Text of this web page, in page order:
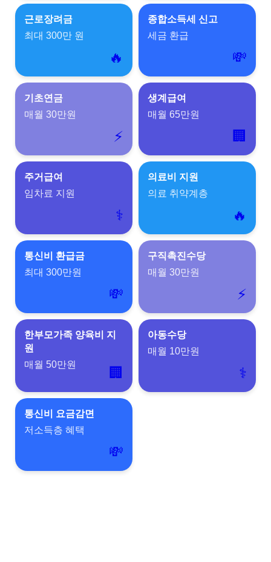
근로장려금
최대 300만 원
🔥
종합소득세 신고
세금 환급
💸
기초연금
매월 30만원
⚡
생계급여
매월 65만원
🏢
주거급여
임차료 지원
⚕️
의료비 지원
의료 취약계층
🔥
통신비 환급금
최대 300만원
💸
구직촉진수당
매월 30만원
⚡
한부모가족 양육비 지
원
매월 50만원
🏢
아동수당
매월 10만원
⚕️
통신비 요금감면
저소득층 혜택
💸